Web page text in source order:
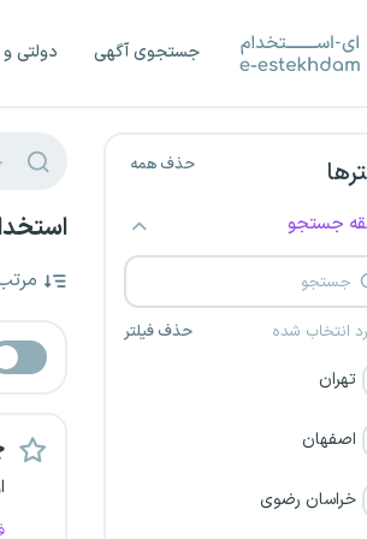
جستجوی آگهی دولتی
حذف همه
جستجو
حذف فیلتر
تهران
اصفهان
خراسان رضوی